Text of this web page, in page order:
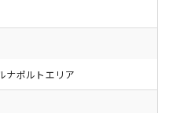
ナポルトエリア